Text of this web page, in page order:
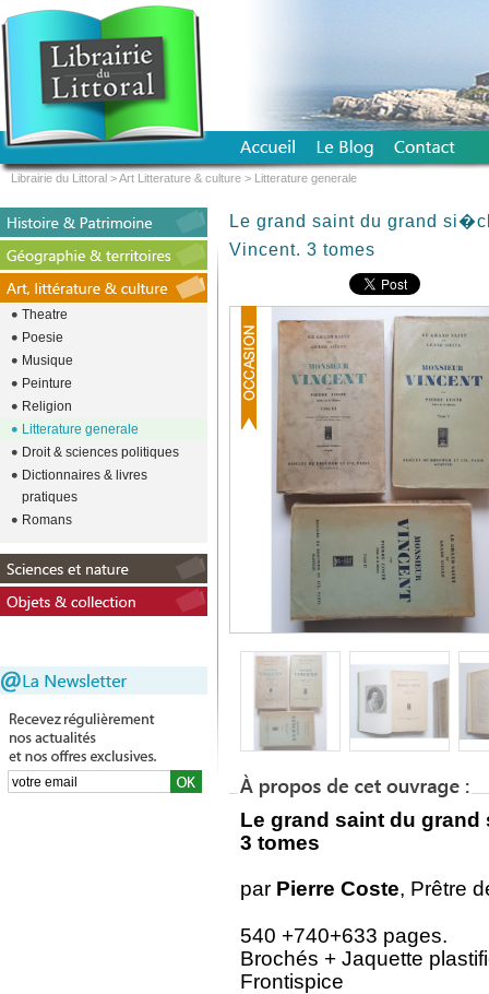
Le grand saint du grand
Vincent. 3 tomes
Le grand saint du
3 tomes
par Pierre Coste, Prêtre
540 +740+633 pages.
Brochés + Jaquette
Frontispice
Theatre
Poesie
Musique
Peinture
Religion
Litterature generale
Droit & sciences politiques
Dictionnaires & livres
pratiques
Romans
Librairie du Littoral >Art Litterature & culture > Litterature generale